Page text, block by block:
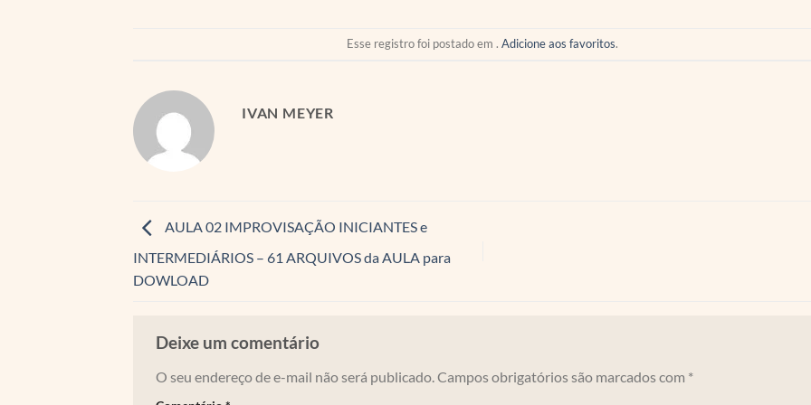
Esse registro foi postado em .Adicione aos favoritos.
IVAN MEYER
AULA 02 IMPROVISAÇÃO INICIANTES e
INTERMEDIÁRIOS – 61 ARQUIVOS da AULA para
DOWLOAD
Deixe um comentário
O seu endereço de e-mail não será publicado. Campos obrigatórios são marcados com *